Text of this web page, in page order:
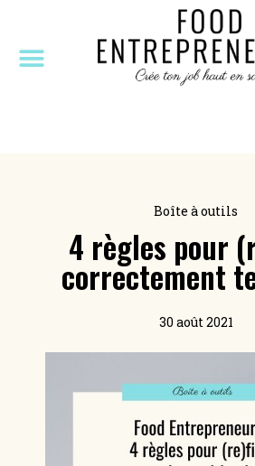
Boîte à outils
4 règles pour
correctement
30 août 2021